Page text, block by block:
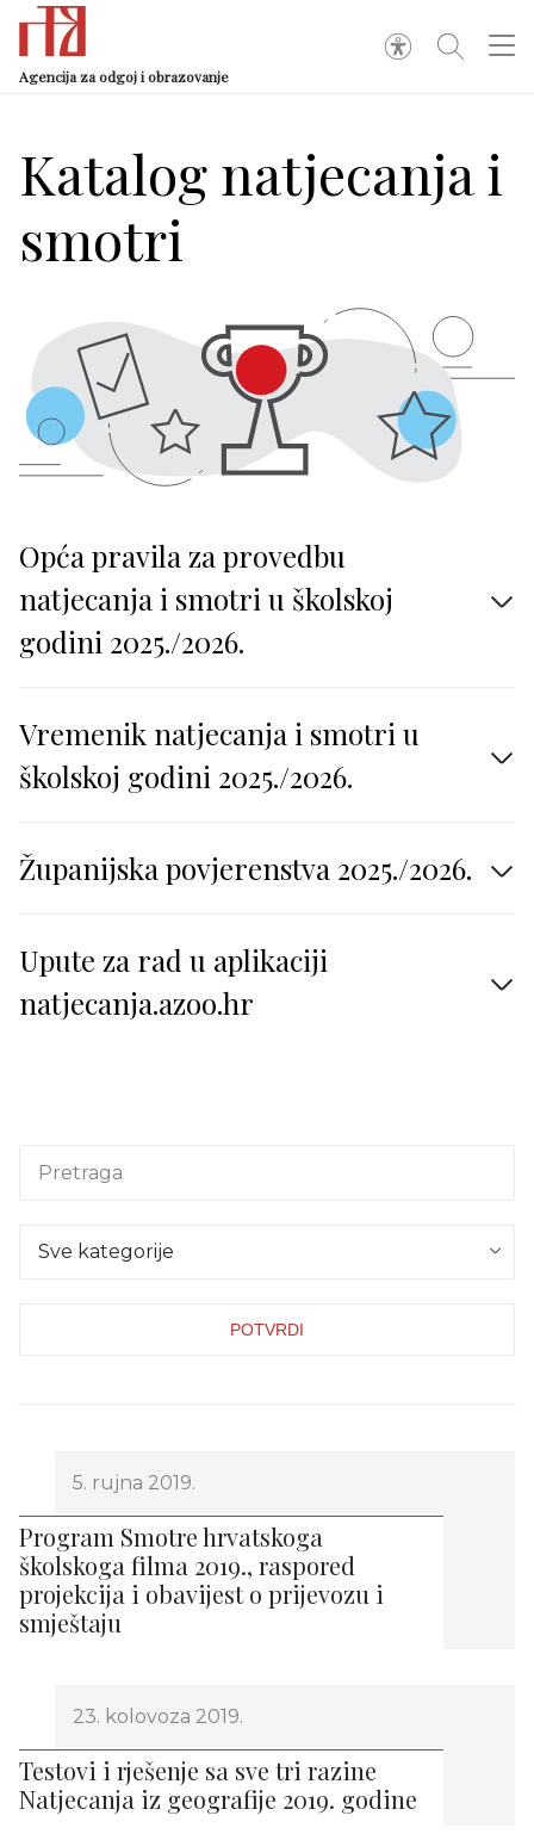
Agencija za odgoj i obrazovanje
Katalog natjecanja i
smotri
Opća pravila za provedbu
natjecanja i smotri u školskoj
godini 2025./2026.
Vremenik natjecanja i smotri u
školskoj godini 2025./2026.
Županijska povjerenstva 2025./2026.
Upute za rad u aplikaciji
natjecanja.azoo.hr
Sve kategorije
5. rujna 2019.
Program Smotre hrvatskoga
školskoga filma 2019., raspored
projekcija i obavijest o prijevozu i
smještaju
23. kolovoza 2019.
Testovi i rješenje sa sve tri razine
Natjecanja iz geografije 2019. godine